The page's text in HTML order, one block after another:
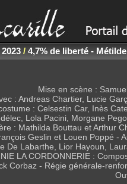
2023/ 4,7% de liberté -
Mise en scène :
: Andreas Chartier, Lucie
: Celsestin Car, Inès
Lola Pacini, Morgane
: Mathilda Bouttau et Arthur
Geslin et Louen Poppé -
De Labarthe, Lior Hayoun,
LA CORDONNERIE :
Corbaz - Régie générale-